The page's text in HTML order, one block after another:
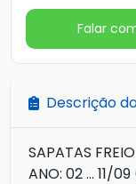
Falar
Descrição
SAPATAS
ANO: 02 ... 11/